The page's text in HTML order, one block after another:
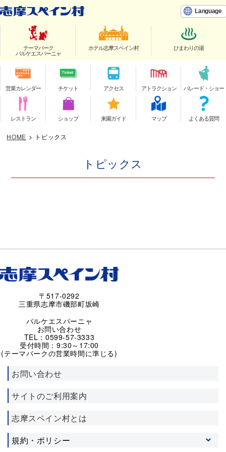
Language
テーマパーク
パルケエスパーニャ
ホテル志摩スペイン村 ひまわりの湯
営業カレンダー チケット アクセス アトラクション パレード・ショー
レストラン ショップ 来園ガイド マップ よくある質問
HOME > トピックス
トピックス
〒517-0292
三重県志摩市磯部町坂崎
パルケエスパーニャ
お問い合わせ
TEL：0599-57-3333
受付時間：9:30～17:00
(テーマパークの営業時間に準じる)
お問い合わせ
サイトのご利用案内
志摩スペイン村とは
規約・ポリシー